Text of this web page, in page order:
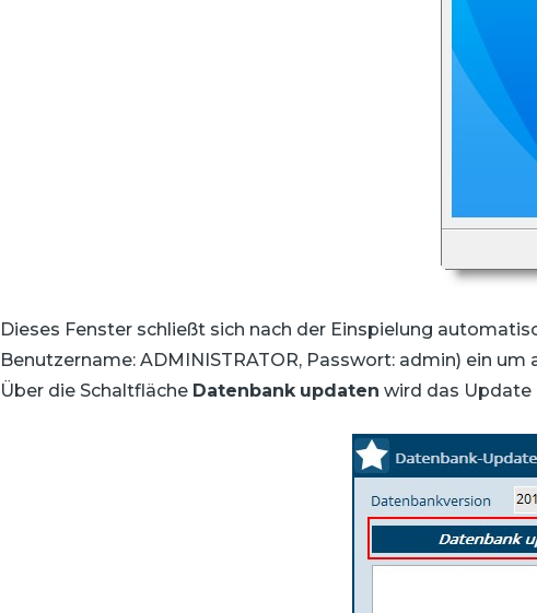
Dieses Fenster schließt sich nach der Einspielung
Benutzername: ADMINISTRATOR, Passwort: admin) ein
Über die Schaltfläche Datenbank updaten wird das